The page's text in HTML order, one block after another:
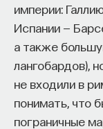
империи:
Испании —
а также
лангобардов),
не входили в
понимать, что
пограничные